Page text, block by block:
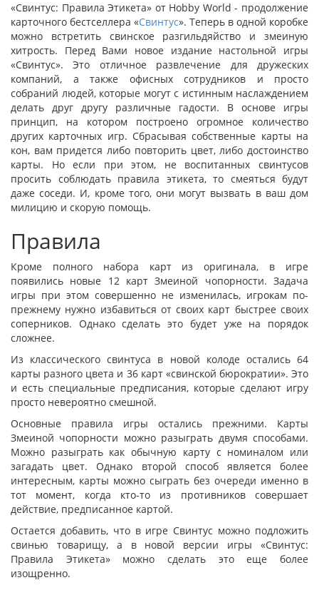
«Свинтус: Правила Этикета» от Hobby World - продолжение
карточного бестселлера «Свинтус». Теперь в одной коробке
можно встретить свинское разгильдяйство и змеиную
хитрость. Перед Вами новое издание настольной игры
«Свинтус». Это отличное развлечение для дружеских
компаний, а также офисных сотрудников и просто
собраний людей, которые могут с истинным наслаждением
делать друг другу различные гадости. В основе игры
принцип, на котором построено огромное количество
других карточных игр. Сбрасывая собственные карты на
кон, вам придется либо повторить цвет, либо достоинство
карты. Но если при этом, не воспитанных свинтусов
просить соблюдать правила этикета, то смеяться будут
даже соседи. И, кроме того, они могут вызвать в ваш дом
милицию и скорую помощь.
Правила
Кроме полного набора карт из оригинала, в игре
появились новые 12 карт Змеиной чопорности. Задача
игры при этом совершенно не изменилась, игрокам по-
прежнему нужно избавиться от своих карт быстрее своих
соперников. Однако сделать это будет уже на порядок
сложнее.
Из классического свинтуса в новой колоде остались 64
карты разного цвета и 36 карт «свинской бюрократии». Это
и есть специальные предписания, которые сделают игру
просто невероятно смешной.
Основные правила игры остались прежними. Карты
Змеиной чопорности можно разыграть двумя способами.
Можно разыграть как обычную карту с номиналом или
загадать цвет. Однако второй способ является более
интересным, карты можно сыграть без очереди именно в
тот момент, когда кто-то из противников совершает
действие, предписанное картой.
Остается добавить, что в игре Свинтус можно подложить
свинью товарищу, а в новой версии игры «Свинтус:
Правила Этикета» можно сделать это еще более
изощренно.